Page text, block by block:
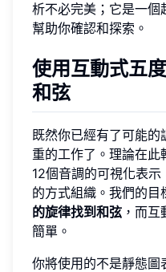
析不必完美；它是一個
幫助你確認和探索。
使用互動式五
和弦
既然你已經有了可能
重的工作了。理論在
12個音調的可視化表
的方式組織。我們的
的旋律找到和弦 ，而
簡單。
你將使用的不是靜態圖